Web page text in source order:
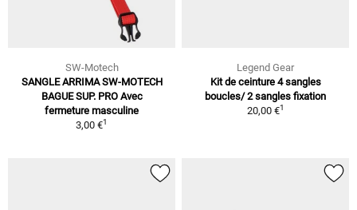
SW-Motech
SANGLE ARRIMA SW-MOTECH
BAGUE SUP. PRO Avec
fermeture masculine
3,00 €1
Legend Gear
Kit de ceinture 4 sangles
boucles/ 2 sangles fixation
20,00 €1